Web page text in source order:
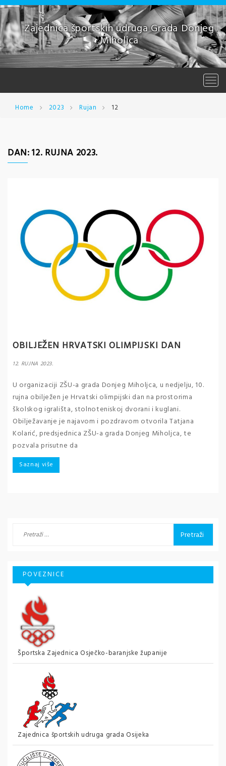
Skip
to
contentZajednica športskih udruga Grada Donjeg
Miholjca
Home 2023 Rujan 12
DAN:12. RUJNA 2023.
OBILJEŽEN HRVATSKI OLIMPIJSKI DAN
12. RUJNA 2023.
U organizaciji ZŠU-a grada Donjeg Miholjca, u nedjelju, 10.
rujna obilježen je Hrvatski olimpijski dan na prostorima
školskog igrališta, stolnoteniskoj dvorani i kuglani.
Obilježavanje je najavom i pozdravom otvorila Tatjana
Kolarić, predsjednica ZŠU-a grada Donjeg Miholjca, te
pozvala prisutne da
Saznaj više
POVEZNICE
Športska Zajednica Osječko-baranjske županije
Zajednica športskih udruga grada Osijeka